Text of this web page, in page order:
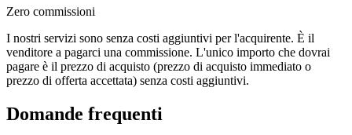
Zero commissioni
I nostri servizi sono senza costi aggiuntivi per l'acquirente. È il
venditore a pagarci una commissione. L'unico importo che dovrai
pagare è il prezzo di acquisto (prezzo di acquisto immediato o
prezzo di offerta accettata) senza costi aggiuntivi.
Domande frequenti